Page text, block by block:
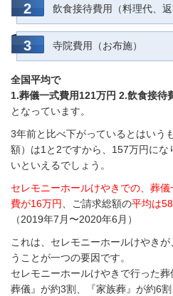
飲食接待費用（料理代、返
寺院費用（お布施）
全国平均で
1.葬儀一式費用121万円 2.飲食接待
となっています。
3年前と比べ下がっているとはいう
額）は1と2ですから、157万円に
いといえるでしょう。
セレモニーホールけやきでの、葬
費が16万円、ご請求総額の平均は
（2019年7月〜2020年6月）
これは、セレモニーホールけやき
うことが一つの要因です。
セレモニーホールけやきで行った
葬儀』が約3割、『家族葬』が約6